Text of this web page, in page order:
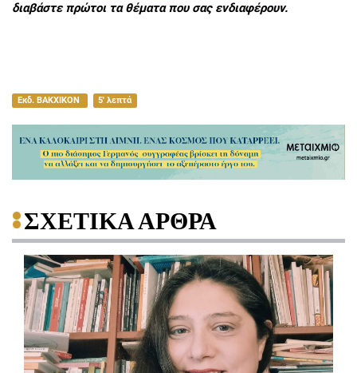
διαβάστε πρώτοι τα θέματα που σας ενδιαφέρουν.
Εκδ. ΒΑΚΧΙΚΟΝ 5' λεπτά
ΣΧΕΤΙΚΑ ΑΡΘΡΑ